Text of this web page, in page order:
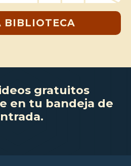
BIBLIOTECA
gratuitos
en tu bandeja de